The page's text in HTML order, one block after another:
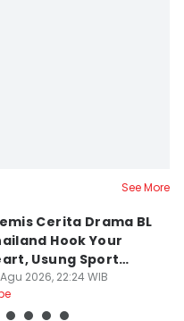
See More
Cerita Drama BL
Hook Your
Usung Sport
2026, 22:24 WIB